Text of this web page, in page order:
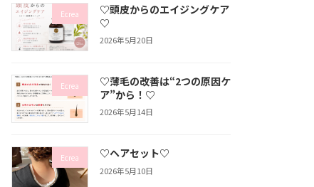
Ecrea
♡頭皮からのエイジングケア
♡
2026年5月20日
Ecrea
♡薄毛の改善は“2つの原因ケ
ア”から！♡
2026年5月14日
Ecrea ♡ヘアセット♡
2026年5月10日